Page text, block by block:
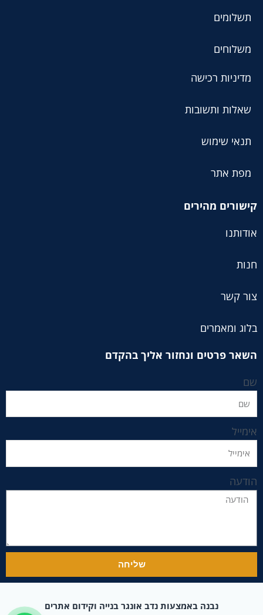
תשלומים
משלוחים
מדיניות רכישה
שאלות ותשובות
תנאי שימוש
מפת אתר
קישורים מהירים
אודותנו
חנות
צור קשר
בלוג ומאמרים
השאר פרטים ונחזור אליך בהקדם
שם
אימייל
הודעה
שליחה
נבנה באמצעות נדב אונגר בנייה וקידום אתרים